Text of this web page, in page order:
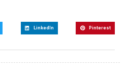
LinkedIn Pinterest